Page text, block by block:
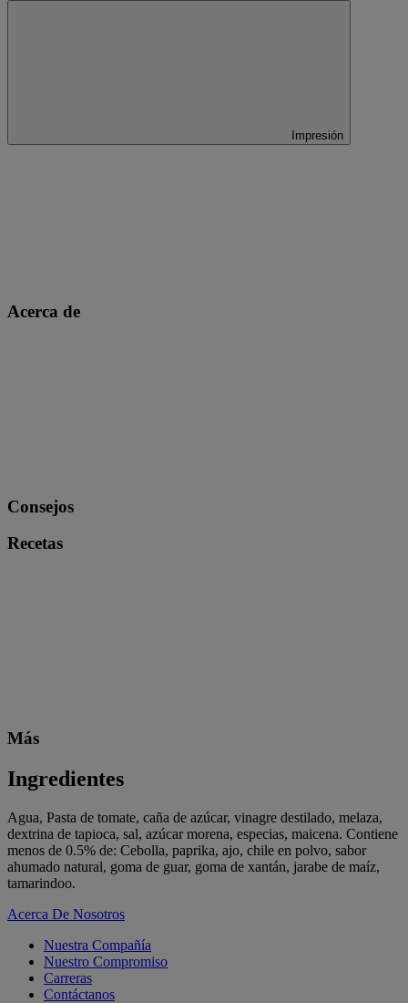
Impresión
Acerca de
Consejos
Recetas
Más
Ingredientes
Agua, Pasta de tomate, caña de azúcar, vinagre destilado, melaza,
dextrina de tapioca, sal, azúcar morena, especias, maicena. Contiene
menos de 0.5% de: Cebolla, paprika, ajo, chile en polvo, sabor
ahumado natural, goma de guar, goma de xantán, jarabe de maíz,
tamarindoo.
Acerca De Nosotros
Nuestra Compañía
Nuestro Compromiso
Carreras
Contáctanos